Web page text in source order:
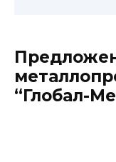
“Глобал-